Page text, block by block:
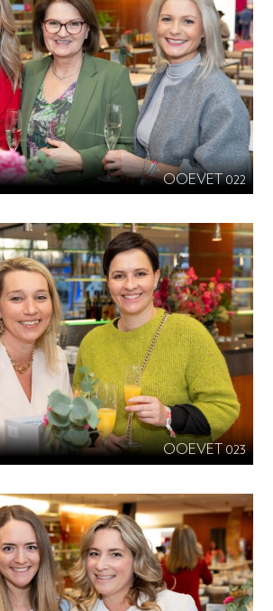
OOEVET 022
OOEVET 023